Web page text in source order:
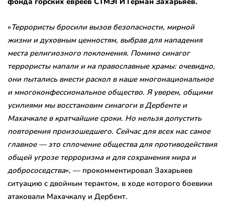
«Террористы бросили вызов безопасности, мирной
жизни и духовным ценностям, выбрав для нападения
места религиозного поклонения. Помимо синагог
террористы напали и на православные храмы: очевидно,
они пытались внести раскол в наше многонациональное
и многоконфессиональное общество. Я уверен, общими
усилиями мы восстановим синагоги в Дербенте и
Махачкале в кратчайшие сроки. Но нельзя допустить
повторения произошедшего. Сейчас для всех нас самое
главное — это сплочение общества для противодействия
общей угрозе терроризма и для сохранения мира и
добрососедства«, — прокомментировал Захарьяев
ситуацию с двойным терактом, в ходе которого боевики
атаковали Махачкалу и Дербент.